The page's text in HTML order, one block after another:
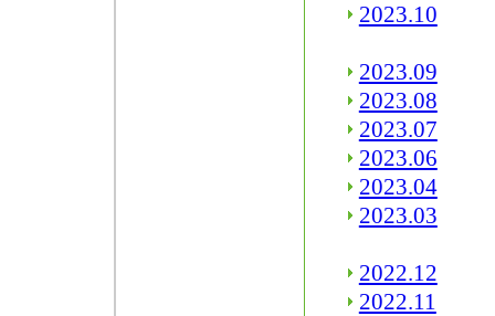
2023.10
2023.09
2023.08
2023.07
2023.06
2023.04
2023.03
2022.12
2022.11